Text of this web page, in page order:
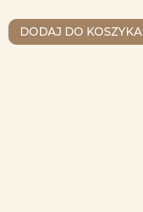
DODAJ DO KOSZYKA